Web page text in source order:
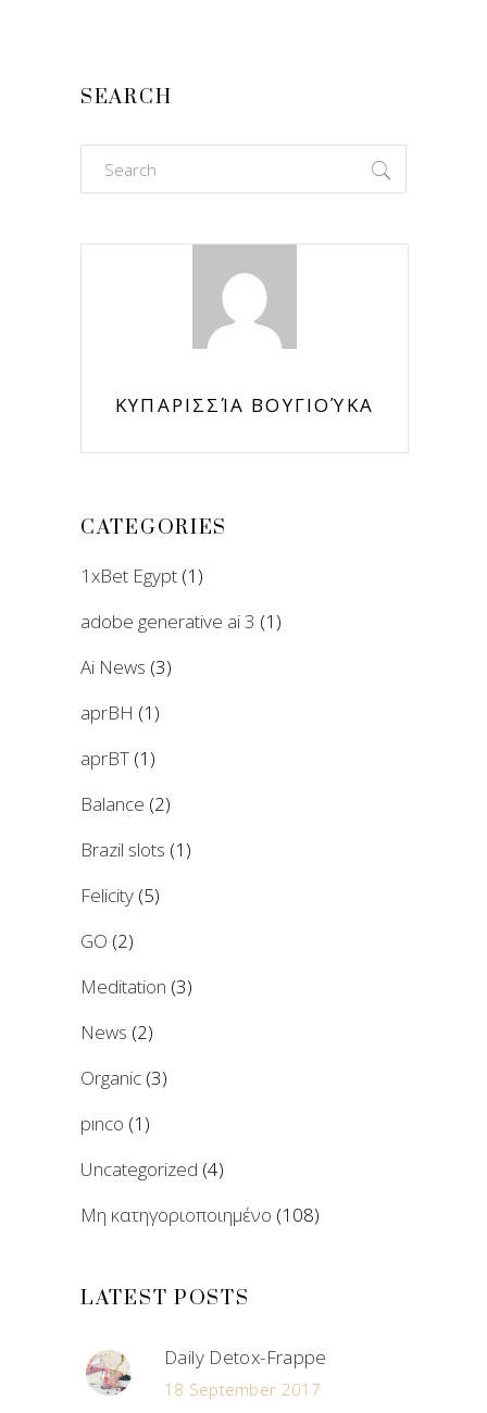
SEARCH
Search
for:
ΚΥΠΑΡΙΣΣΊΑ ΒΟΥΓΙΟΎΚΑ
CATEGORIES
1xBet Egypt (1)
adobe generative ai 3 (1)
Ai News (3)
aprBH (1)
aprBT (1)
Balance (2)
Brazil slots (1)
Felicity (5)
GO (2)
Meditation (3)
News (2)
Organic (3)
pınco (1)
Uncategorized (4)
Μη κατηγοριοποιημένο (108)
LATEST POSTS
Daily Detox-Frappe
18 September 2017